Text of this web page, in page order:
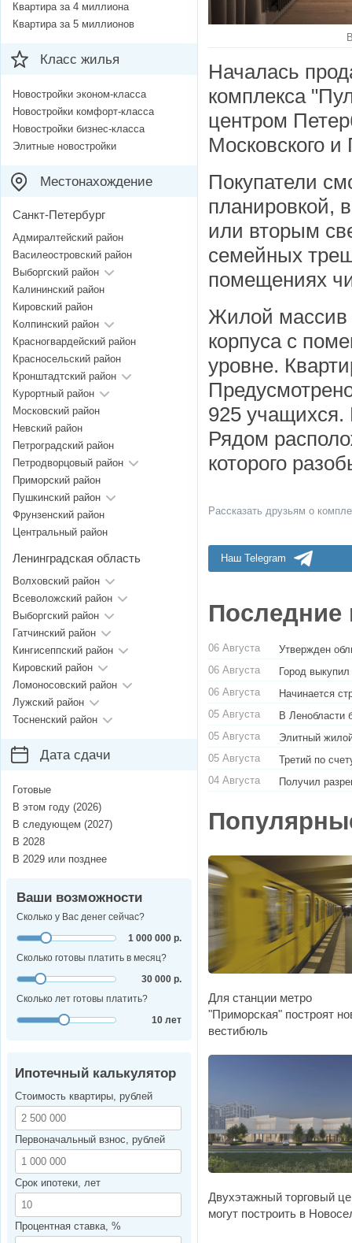
Началась
комплекса
центром
Московского и
Покупатели
планировкой,
или вторым
семейных
помещениях
Жилой массив
корпуса с
уровне.
925 учащихся.
Рядом
которого
Рассказать друзьям о
Наш Telegram
Последние
06 Августа
Утвержден
06 Августа
Город
06 Августа
Начинается
05 Августа
В Ленобласти
05 Августа
Элитный
05 Августа
Третий по
04 Августа
Получил
Для станции метро
"Приморская" построят
вестибюль
Двухэтажный торговый
могут построить в
Квартира за 4 миллиона
Квартира за 5 миллионов
Класс жилья
Новостройки эконом-класса
Новостройки комфорт-класса
Новостройки бизнес-класса
Элитные новостройки
Местонахождение
Санкт-Петербург
Адмиралтейский район
Василеостровский район
Выборгский район
Калининский район
Кировский район
Колпинский район
Красногвардейский район
Красносельский район
Кронштадтский район
Курортный район
Московский район
Невский район
Петроградский район
Петродворцовый район
Приморский район
Пушкинский район
Фрунзенский район
Центральный район
Ленинградская область
Волховский район
Всеволожский район
Выборгский район
Гатчинский район
Кингисеппский район
Кировский район
Ломоносовский район
Лужский район
Тосненский район
Дата сдачи
Готовые
В этом году (2026)
В следующем (2027)
В 2028
В 2029 или позднее
Ваши возможности
Сколько у Вас денег сейчас?
1 000 000 р.
Сколько готовы платить в месяц?
30 000 р.
Сколько лет готовы платить?
10 лет
Ипотечный калькулятор
Стоимость квартиры, рублей
Первоначальный взнос, рублей
Срок ипотеки, лет
Процентная ставка, %